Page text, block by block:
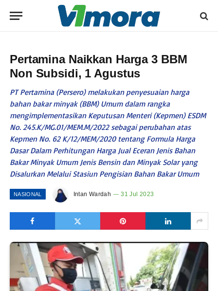
Pertamina Naikkan Harga 3 BBM
Non Subsidi, 1 Agustus
PT Pertamina (Persero) melakukan penyesuaian harga
bahan bakar minyak (BBM) Umum dalam rangka
mengimplementasikan Keputusan Menteri (Kepmen) ESDM
No. 245.K/MG.01/MEM.M/2022 sebagai perubahan atas
Kepmen No. 62 K/12/MEM/2020 tentang Formula Harga
Dasar Dalam Perhitungan Harga Jual Eceran Jenis Bahan
Bakar Minyak Umum Jenis Bensin dan Minyak Solar yang
Disalurkan Melalui Stasiun Pengisian Bahan Bakar Umum
NASIONAL Intan Wardah 31 Jul 2023